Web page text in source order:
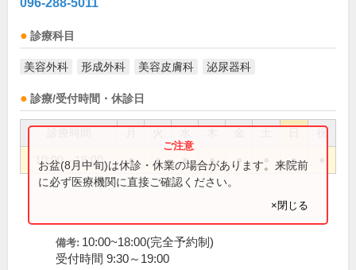
096-288-5011
診療科目
美容外科 形成外科 美容皮膚科 泌尿器科
診療/受付時間・休診日
祝
10:00～18:00 ● ● ● ● ● ●
お盆(8月中旬)は休診・休業の場合があります。来院前
に必ず医療機関に直接ご確認ください。
×閉じる
備考: 10:00~18:00(完全予約制)
受付時間 9:30～19:00